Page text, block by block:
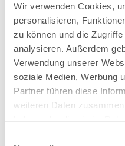
Wir verwenden Cookies,
personalisieren,
zu können und die
analysieren. Außerdem
Verwendung unserer
soziale Medien, Werbung
Partner führen diese
weiteren Daten
Bodenschienen aus Kunststoff in
Als PLUS-Setinkl.:
Unterlegvlies 300 g/m²
Einbauskimmer und 2
SandfilteranlagePOOL SANA Pro
in Germany) inkl. Filtersand
Erdbeständiges PVC-